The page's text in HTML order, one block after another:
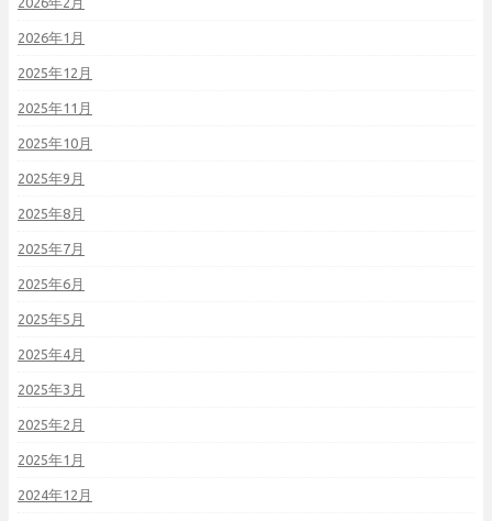
2026年1月
2025年12月
2025年11月
2025年10月
2025年9月
2025年8月
2025年7月
2025年6月
2025年5月
2025年4月
2025年3月
2025年2月
2025年1月
2024年12月